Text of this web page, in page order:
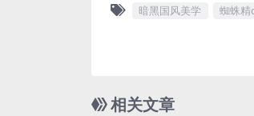
暗黑国风美学 蜘蛛精
相关文章